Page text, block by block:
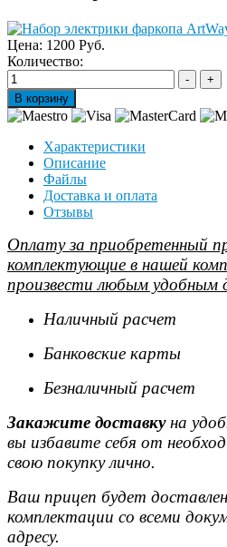
Цена: 1200 Руб.
Количество:
Характеристики
Описание
Файлы
Доставка и оплата
Отзывы
Оплату за приобретенный
комплектующие в нашей
произвести любым удобным
Наличный расчет
Банковские карты
Безналичный расчет
Закажите доставкуна
вы избавите себя от
свою покупку лично.
Ваш прицеп будет
комплектации со всеми
адресу.